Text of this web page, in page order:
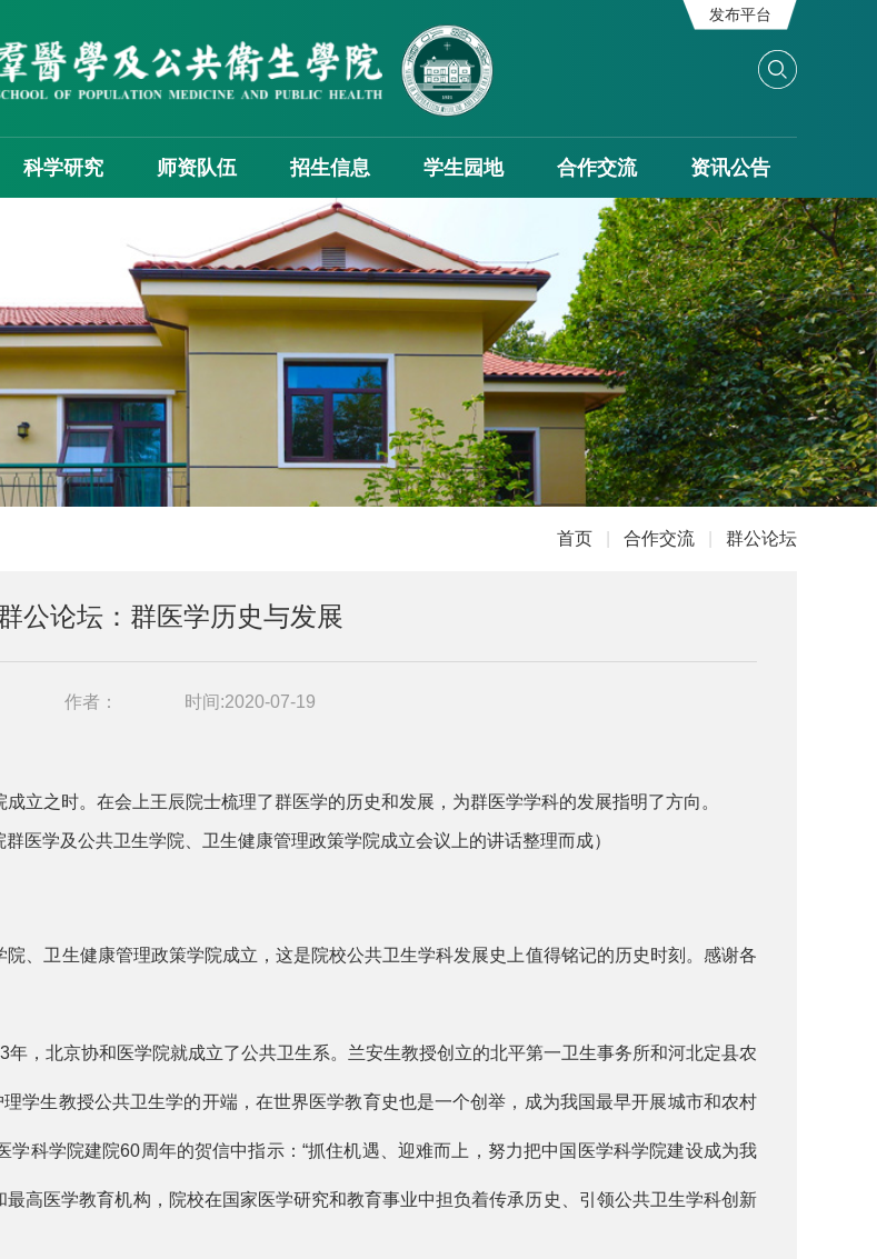
发布平台
科学研究 师资队伍 招生信息 学生园地 合作交流 资讯公告
首页 合作交流 群公论坛
公论坛：群医学历史与发展
作者： 时间:2020-07-19
立之时。在会上王辰院士梳理了群医学的历史和发展，为群医学学科的发展指明了方向。
医学及公共卫生学院、卫生健康管理政策学院成立会议上的讲话整理而成）
卫生健康管理政策学院成立，这是院校公共卫生学科发展史上值得铭记的历史时刻。感谢各
北京协和医学院就成立了公共卫生系。兰安生教授创立的北平第一卫生事务所和河北定县农
学生教授公共卫生学的开端，在世界医学教育史也是一个创举，成为我国最早开展城市和农村
科学院建院60周年的贺信中指示：“抓住机遇、迎难而上，努力把中国医学科学院建设成为我
高医学教育机构，院校在国家医学研究和教育事业中担负着传承历史、引领公共卫生学科创新